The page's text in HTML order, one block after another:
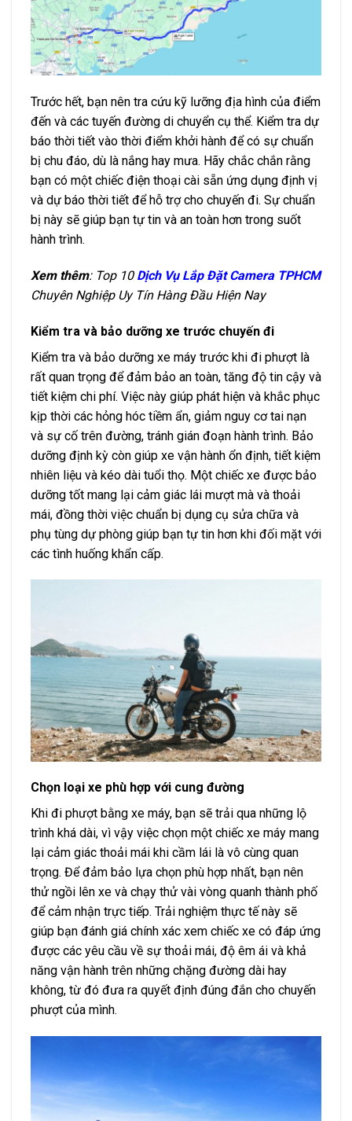
Trước hết, bạn nên tra cứu kỹ lưỡng địa hình của điểm
đến và các tuyến đường di chuyển cụ thể. Kiểm tra dự
báo thời tiết vào thời điểm khởi hành để có sự chuẩn
bị chu đáo, dù là nắng hay mưa. Hãy chắc chắn rằng
bạn có một chiếc điện thoại cài sẵn ứng dụng định vị
và dự báo thời tiết để hỗ trợ cho chuyến đi. Sự chuẩn
bị này sẽ giúp bạn tự tin và an toàn hơn trong suốt
hành trình.
Xem thêm: Top 10 Dịch Vụ Lắp Đặt Camera TPHCM
Chuyên Nghiệp Uy Tín Hàng Đầu Hiện Nay
Kiểm tra và bảo dưỡng xe trước chuyến đi
Kiểm tra và bảo dưỡng xe máy trước khi đi phượt là
rất quan trọng để đảm bảo an toàn, tăng độ tin cậy và
tiết kiệm chi phí. Việc này giúp phát hiện và khắc phục
kịp thời các hỏng hóc tiềm ẩn, giảm nguy cơ tai nạn
và sự cố trên đường, tránh gián đoạn hành trình. Bảo
dưỡng định kỳ còn giúp xe vận hành ổn định, tiết kiệm
nhiên liệu và kéo dài tuổi thọ. Một chiếc xe được bảo
dưỡng tốt mang lại cảm giác lái mượt mà và thoải
mái, đồng thời việc chuẩn bị dụng cụ sửa chữa và
phụ tùng dự phòng giúp bạn tự tin hơn khi đối mặt với
các tình huống khẩn cấp.
Chọn loại xe phù hợp với cung đường
Khi đi phượt bằng xe máy, bạn sẽ trải qua những lộ
trình khá dài, vì vậy việc chọn một chiếc xe máy mang
lại cảm giác thoải mái khi cầm lái là vô cùng quan
trọng. Để đảm bảo lựa chọn phù hợp nhất, bạn nên
thử ngồi lên xe và chạy thử vài vòng quanh thành phố
để cảm nhận trực tiếp. Trải nghiệm thực tế này sẽ
giúp bạn đánh giá chính xác xem chiếc xe có đáp ứng
được các yêu cầu về sự thoải mái, độ êm ái và khả
năng vận hành trên những chặng đường dài hay
không, từ đó đưa ra quyết định đúng đắn cho chuyến
phượt của mình.